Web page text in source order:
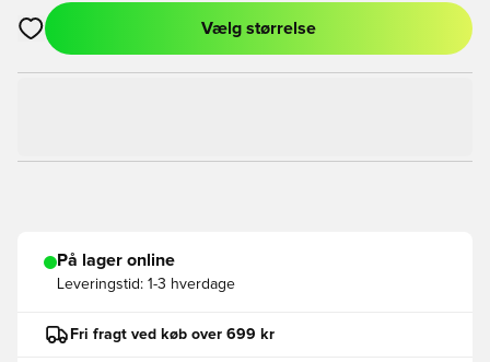
Åbner en Modal til at logge ind eller tilmelde dig som medlem
Vælg størrelse
På lager online
Leveringstid: 1-3 hverdage
Fri fragt ved køb over 699 kr